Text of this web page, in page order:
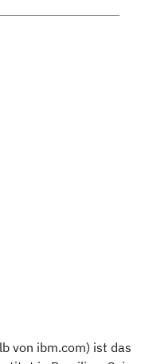
von ibm.com) ist das